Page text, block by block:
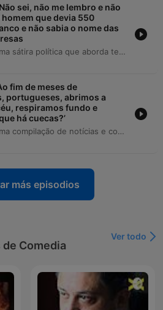
sei, não me lembro e não
que devia 550
e não sabia o nome das
Este episódio apresenta uma sátira política que aborda temas como a precariedade do serviço ferroviário, a gestão de fundações e sociedades offshore ligadas ao Novo Banco, e o elevado custo de um obelisco em Oeiras. O apresentador utiliza o humor para criticar a falta de transparência e a gestão de recursos públicos. A segunda parte do programa explora a crítica aos candidatos autárquicos do PSD, comparando-os a participantes de um reality show, e inclui uma entrevista com a secretária-geral da CGTP, Isabel Camarinha, sobre o papel dos sindicatos, o teletrabalho e as reivindicações laborais.
fim de meses de
portugueses, abrimos a
respiramos fundo e
há cuecas?’
Este episódio apresenta uma compilação de notícias e comentários satíricos sobre a atualidade portuguesa, abordando desde a reabertura de centros comerciais e críticas à gestão de fundos europeus até debates sobre a maçonaria e a política nacional. O programa transita do humor ácido para um momento de memória histórica, com uma entrevista emocionante a Álvaro Monteiro e Faustino Reis, sobreviventes da ditadura, que partilham as suas experiências de resistência e prisão durante o regime de Salazar.
más episodios
Comedia
Ver todo